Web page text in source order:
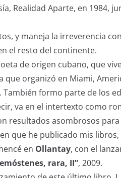
Realidad Aparte, en 1984,
y maneja la irreverencia
el resto del continente.
de origen cubano, que
organizó en Miami,
formo parte de los
va en el intertexto como
resultados asombrosos para
que he publicado mis
en Ollantay, con el
rara, II”, 2009.